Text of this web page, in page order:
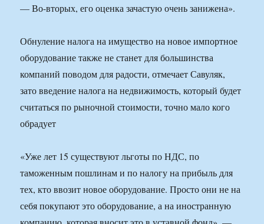
— Во-вторых, его оценка зачастую очень занижена».
Обнуление налога на имущество на новое импортное
оборудование также не станет для большинства
компаний поводом для радости, отмечает Савуляк,
зато введение налога на недвижимость, который будет
считаться по рыночной стоимости, точно мало кого
обрадует
«Уже лет 15 существуют льготы по НДС, по
таможенным пошлинам и по налогу на прибыль для
тех, кто ввозит новое оборудование. Просто они не на
себя покупают это оборудование, а на иностранную